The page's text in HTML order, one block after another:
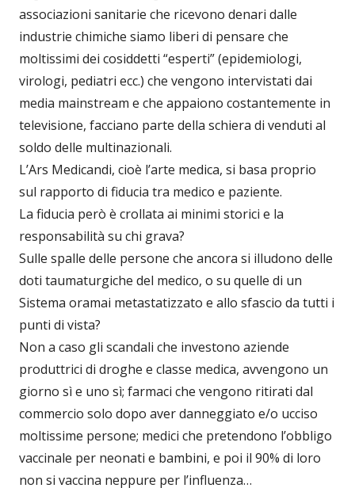
associazioni sanitarie che ricevono denari dalle
industrie chimiche siamo liberi di pensare che
moltissimi dei cosiddetti “esperti” (epidemiologi,
virologi, pediatri ecc.) che vengono intervistati dai
media mainstream e che appaiono costantemente in
televisione, facciano parte della schiera di venduti al
soldo delle multinazionali.
L’Ars Medicandi, cioè l’arte medica, si basa proprio
sul rapporto di fiducia tra medico e paziente.
La fiducia però è crollata ai minimi storici e la
responsabilità su chi grava?
Sulle spalle delle persone che ancora si illudono delle
doti taumaturgiche del medico, o su quelle di un
Sistema oramai metastatizzato e allo sfascio da tutti i
punti di vista?
Non a caso gli scandali che investono aziende
produttrici di droghe e classe medica, avvengono un
giorno sì e uno sì; farmaci che vengono ritirati dal
commercio solo dopo aver danneggiato e/o ucciso
moltissime persone; medici che pretendono l’obbligo
vaccinale per neonati e bambini, e poi il 90% di loro
non si vaccina neppure per l’influenza…